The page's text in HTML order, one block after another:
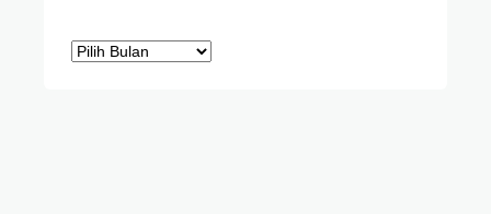
Arsip